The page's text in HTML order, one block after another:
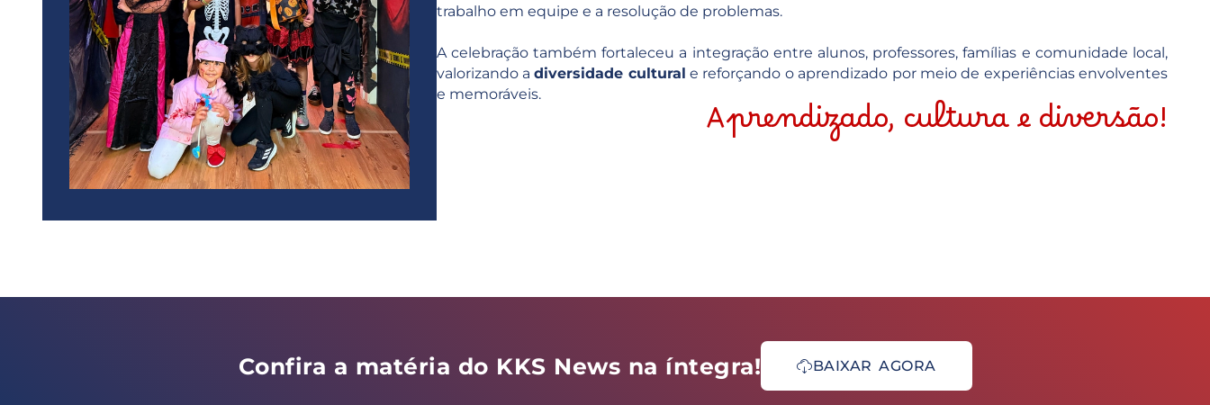
trabalho em equipe e a resolução de problemas.
A celebração também fortaleceu a integração entre alunos, professores, famílias e comunidade local,
valorizando adiversidade cultural e reforçando o aprendizado por meio de experiências envolventes
e memoráveis.
Aprendizado, cultura e diversão!
Confira a matéria do KKS News na íntegra! BAIXAR AGORA